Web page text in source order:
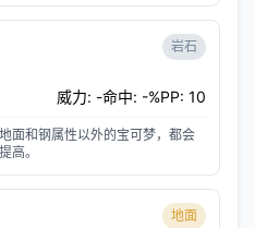
岩石
威力: -命中: -%PP: 10
面和钢属性以外的宝可梦，都会
高。
地面